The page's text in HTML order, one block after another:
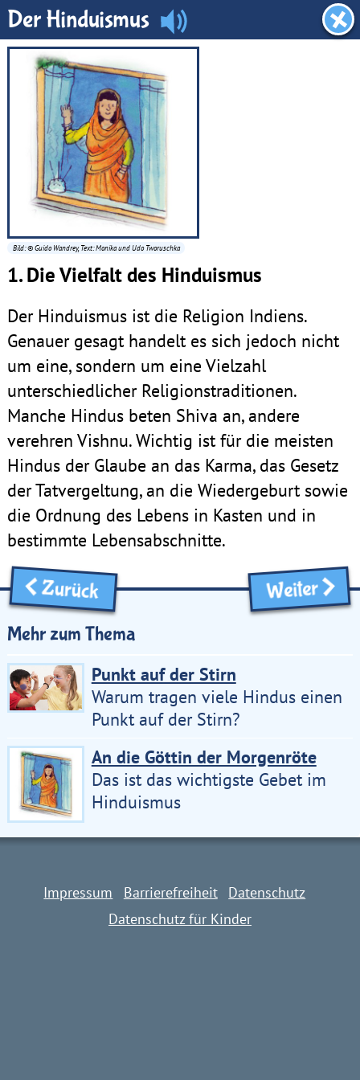
Dachboden
Der Hinduismus
Bild: © Guido Wandrey, Text: Monika und Udo Tworuschka
1. Die Vielfalt des Hinduismus
Der Hinduismus ist die Religion Indiens.
Genauer gesagt handelt es sich jedoch nicht
um eine, sondern um eine Vielzahl
unterschiedlicher Religionstraditionen.
Manche Hindus beten Shiva an, andere
verehren Vishnu. Wichtig ist für die meisten
Hindus der Glaube an das Karma, das Gesetz
der Tatvergeltung, an die Wiedergeburt sowie
die Ordnung des Lebens in Kasten und in
bestimmte Lebensabschnitte.
Zurück Weiter
Mehr zum Thema
Punkt auf der Stirn
Warum tragen viele Hindus einen
Punkt auf der Stirn?
An die Göttin der Morgenröte
Das ist das wichtigste Gebet im
Hinduismus
Impressum Barrierefreiheit
Datenschutz
Datenschutz für Kinder